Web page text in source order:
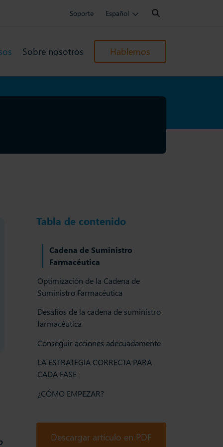
Soporte Español
Search:
Sobre nosotros Hablemos
Tabla de contenido
Cadena de Suministro
Farmacéutica
Optimización de la Cadena de
Suministro Farmacéutica
Desafíos de la cadena de suministro
farmacéutica
Conseguir acciones adecuadamente
LA ESTRATEGIA CORRECTA PARA
CADA FASE
¿CÓMO EMPEZAR?
Descargar artículo en PDF